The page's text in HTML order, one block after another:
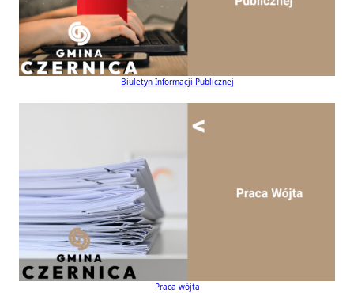
Biuletyn Informacji Publicznej
Praca wójta